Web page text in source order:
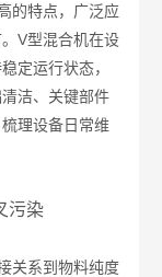
的特点，广泛应
V型混合机在设
定运行状态，
洁、关键部件
理设备日常维
污染
关系到物料纯度